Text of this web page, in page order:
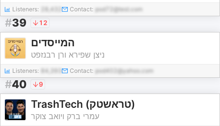
Listeners: 28,432 Contact: pod72@test.com
#39 12
המייסדים
ניצן שפירא ורן רבנזפט
Listeners: 84,393 Contact: pod402@yahoo.com
#40 9
TrashTech (טראשטק)
עמרי ברק ויואב צוקר